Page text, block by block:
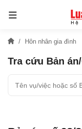
Hôn nhân gia đình
Tra cứu Bản